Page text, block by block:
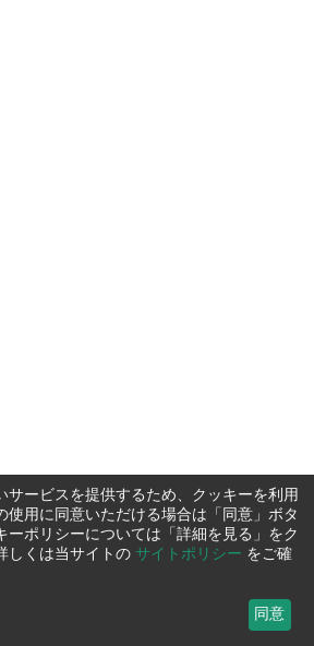
サービスを提供するため、クッキーを利用
使用に同意いただける場合は「同意」ボタ
ーポリシーについては「詳細を見る」をク
しくは当サイトの サイトポリシー をご確
同意